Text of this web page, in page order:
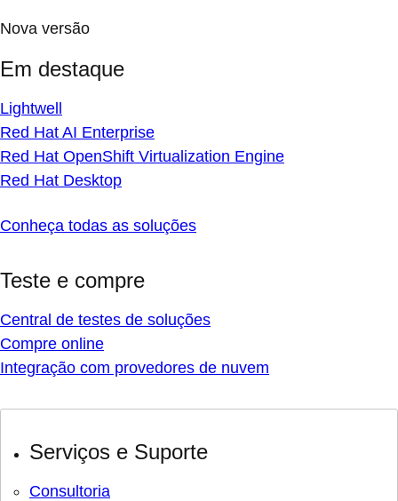
Nova versão
Em destaque
Lightwell
Red Hat AI Enterprise
Red Hat OpenShift Virtualization Engine
Red Hat Desktop
Conheça todas as soluções
Teste e compre
Central de testes de soluções
Compre online
Integração com provedores de nuvem
Serviços e Suporte
Consultoria